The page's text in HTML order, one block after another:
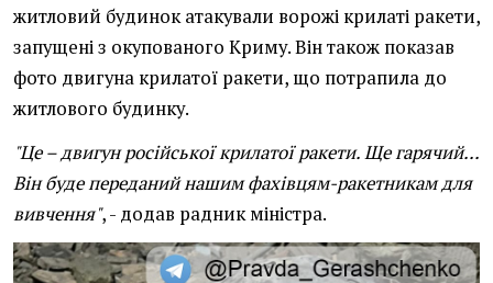
житловий будинок атакували ворожі крилаті ракети,
запущені з окупованого Криму. Він також показав
фото двигуна крилатої ракети, що потрапила до
житлового будинку.
"Це – двигун російської крилатої ракети. Ще гарячий...
Він буде переданий нашим фахівцям-ракетникам для
вивчення", - додав радник міністра.